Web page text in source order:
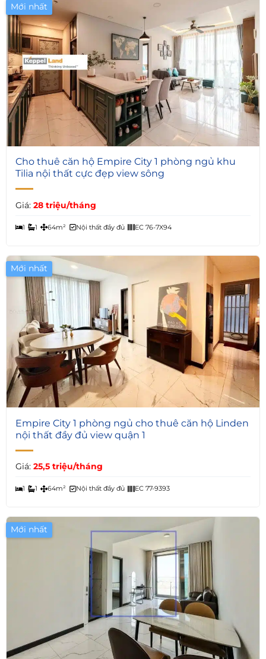
Mới nhất
5
Cho thuê căn hộ Empire City 1 phòng ngủ khu
Tilia nội thất cực đẹp view sông
Giá: 28 triệu/tháng
1 1 64m² Nội thất đầy đủ EC 76-7X94
Mới nhất
5
Empire City 1 phòng ngủ cho thuê căn hộ Linden
nội thất đầy đủ view quận 1
Giá: 25,5 triệu/tháng
1 1 64m² Nội thất đầy đủ EC 77-9393
Mới nhất